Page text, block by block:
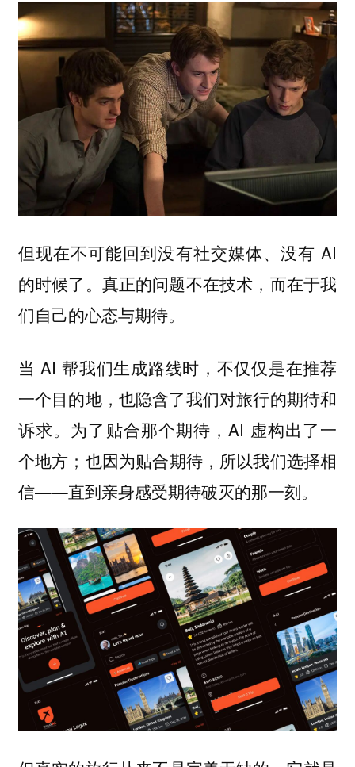
但现在不可能回到没有社交媒体、没有 AI
的时候了。真正的问题不在技术，而在于我
们自己的心态与期待。
当 AI 帮我们生成路线时，不仅仅是在推荐
一个目的地，也隐含了我们对旅行的期待和
诉求。为了贴合那个期待，AI 虚构出了一
个地方；也因为贴合期待，所以我们选择相
信——直到亲身感受期待破灭的那一刻。